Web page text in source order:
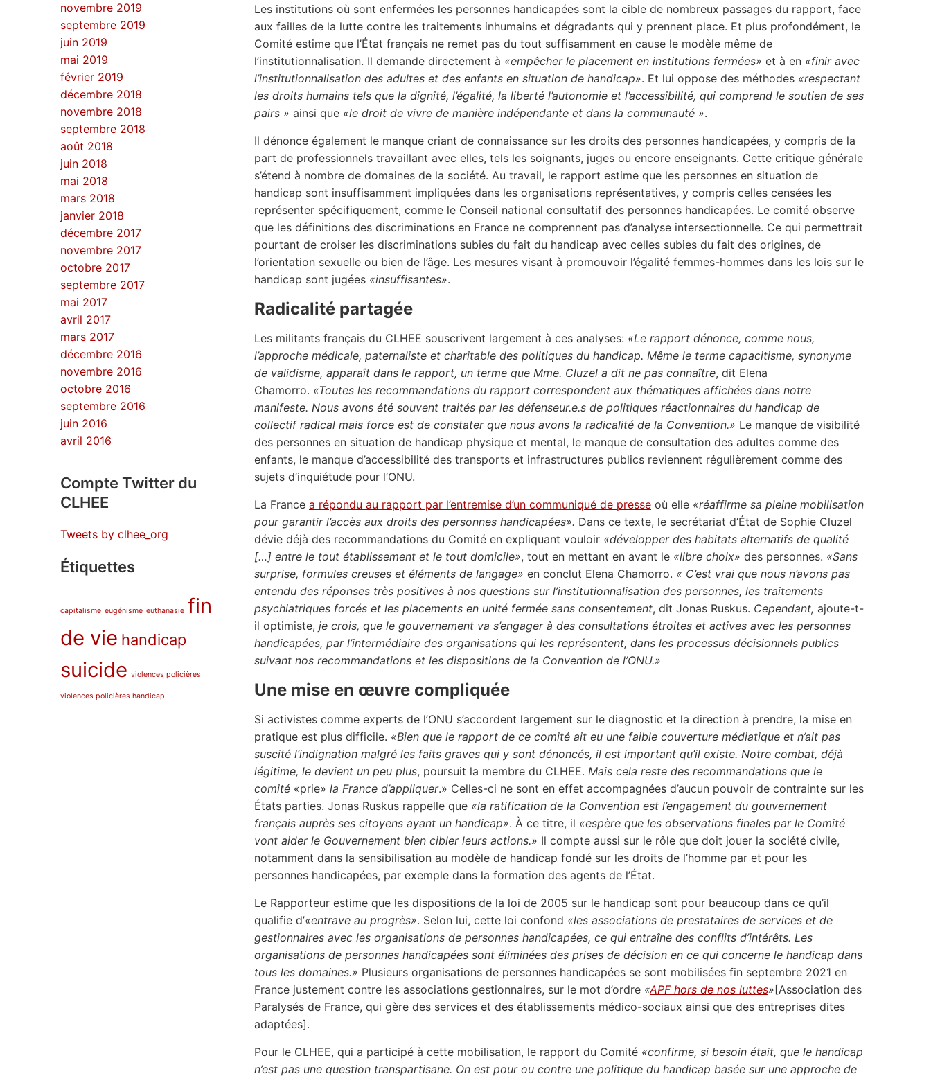
novembre 2019
septembre 2019
juin 2019
mai 2019
février 2019
décembre 2018
novembre 2018
septembre 2018
août 2018
juin 2018
mai 2018
mars 2018
janvier 2018
décembre 2017
novembre 2017
octobre 2017
septembre 2017
mai 2017
avril 2017
mars 2017
décembre 2016
novembre 2016
octobre 2016
septembre 2016
juin 2016
avril 2016
Compte Twitter du
CLHEE
Tweets by clhee_org
Étiquettes
capitalisme eugénisme euthanasie fin
de vie handicap
suicide violences policières
violences policières handicap
Les institutions où sont enfermées les personnes handicapées sont la cible de nombreux passages du rapport, face
aux failles de la lutte contre les traitements inhumains et dégradants qui y prennent place. Et plus profondément, le
Comité estime que l’État français ne remet pas du tout suffisamment en cause le modèle même de
l’institutionnalisation. Il demande directement à «empêcher le placement en institutions fermées» et à en «finir avec
l’institutionnalisation des adultes et des enfants en situation de handicap». Et lui oppose des méthodes «respectant
les droits humains tels que la dignité, l’égalité, la liberté l’autonomie et l’accessibilité, qui comprend le soutien de ses
pairs » ainsi que «le droit de vivre de manière indépendante et dans la communauté ».
Il dénonce également le manque criant de connaissance sur les droits des personnes handicapées, y compris de la
part de professionnels travaillant avec elles, tels les soignants, juges ou encore enseignants. Cette critique générale
s’étend à nombre de domaines de la société. Au travail, le rapport estime que les personnes en situation de
handicap sont insuffisamment impliquées dans les organisations représentatives, y compris celles censées les
représenter spécifiquement, comme le Conseil national consultatif des personnes handicapées. Le comité observe
que les définitions des discriminations en France ne comprennent pas d’analyse intersectionnelle. Ce qui permettrait
pourtant de croiser les discriminations subies du fait du handicap avec celles subies du fait des origines, de
l’orientation sexuelle ou bien de l’âge. Les mesures visant à promouvoir l’égalité femmes-hommes dans les lois sur le
handicap sont jugées «insuffisantes».
Radicalité partagée
Les militants français du CLHEE souscrivent largement à ces analyses: «Le rapport dénonce, comme nous,
l’approche médicale, paternaliste et charitable des politiques du handicap. Même le terme capacitisme, synonyme
de validisme, apparaît dans le rapport, un terme que Mme. Cluzel a dit ne pas connaître, dit Elena
Chamorro. «Toutes les recommandations du rapport correspondent aux thématiques affichées dans notre
manifeste. Nous avons été souvent traités par les défenseur.e.s de politiques réactionnaires du handicap de
collectif radical mais force est de constater que nous avons la radicalité de la Convention.» Le manque de visibilité
des personnes en situation de handicap physique et mental, le manque de consultation des adultes comme des
enfants, le manque d’accessibilité des transports et infrastructures publics reviennent régulièrement comme des
sujets d’inquiétude pour l’ONU.
La France a répondu au rapport par l’entremise d’un communiqué de presse où elle «réaffirme sa pleine mobilisation
pour garantir l’accès aux droits des personnes handicapées». Dans ce texte, le secrétariat d’État de Sophie Cluzel
dévie déjà des recommandations du Comité en expliquant vouloir «développer des habitats alternatifs de qualité
[…] entre le tout établissement et le tout domicile», tout en mettant en avant le «libre choix» des personnes. «Sans
surprise, formules creuses et éléments de langage» en conclut Elena Chamorro. « C’est vrai que nous n’avons pas
entendu des réponses très positives à nos questions sur l’institutionnalisation des personnes, les traitements
psychiatriques forcés et les placements en unité fermée sans consentement, dit Jonas Ruskus. Cependant, ajoute-t-
il optimiste, je crois, que le gouvernement va s’engager à des consultations étroites et actives avec les personnes
handicapées, par l’intermédiaire des organisations qui les représentent, dans les processus décisionnels publics
suivant nos recommandations et les dispositions de la Convention de l’ONU.»
Une mise en œuvre compliquée
Si activistes comme experts de l’ONU s’accordent largement sur le diagnostic et la direction à prendre, la mise en
pratique est plus difficile. «Bien que le rapport de ce comité ait eu une faible couverture médiatique et n’ait pas
suscité l’indignation malgré les faits graves qui y sont dénoncés, il est important qu’il existe. Notre combat, déjà
légitime, le devient un peu plus, poursuit la membre du CLHEE. Mais cela reste des recommandations que le
comité «prie» la France d’appliquer.» Celles-ci ne sont en effet accompagnées d’aucun pouvoir de contrainte sur les
États parties. Jonas Ruskus rappelle que «la ratification de la Convention est l’engagement du gouvernement
français auprès ses citoyens ayant un handicap». À ce titre, il «espère que les observations finales par le Comité
vont aider le Gouvernement bien cibler leurs actions.» Il compte aussi sur le rôle que doit jouer la société civile,
notamment dans la sensibilisation au modèle de handicap fondé sur les droits de l’homme par et pour les
personnes handicapées, par exemple dans la formation des agents de l’État.
Le Rapporteur estime que les dispositions de la loi de 2005 sur le handicap sont pour beaucoup dans ce qu’il
qualifie d’«entrave au progrès». Selon lui, cette loi confond «les associations de prestataires de services et de
gestionnaires avec les organisations de personnes handicapées, ce qui entraîne des conflits d’intérêts. Les
organisations de personnes handicapées sont éliminées des prises de décision en ce qui concerne le handicap dans
tous les domaines.» Plusieurs organisations de personnes handicapées se sont mobilisées fin septembre 2021 en
France justement contre les associations gestionnaires, sur le mot d’ordre «APF hors de nos luttes» [Association des
Paralysés de France, qui gère des services et des établissements médico-sociaux ainsi que des entreprises dites
adaptées].
Pour le CLHEE, qui a participé à cette mobilisation, le rapport du Comité «confirme, si besoin était, que le handicap
n’est pas une question transpartisane. On est pour ou contre une politique du handicap basée sur une approche de